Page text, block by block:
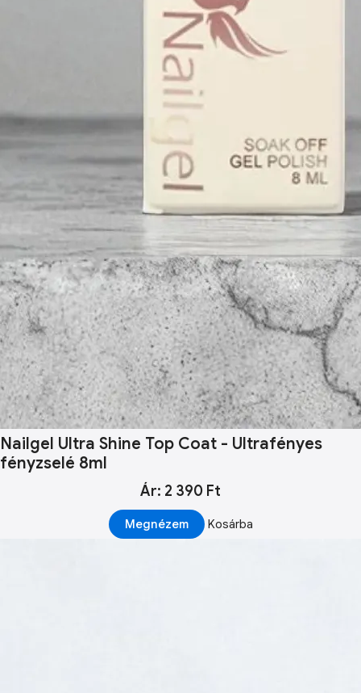
Nailgel Ultra Shine Top Coat - Ultrafényes
fényzselé 8ml
Ár: 2 390 Ft
Megnézem Kosárba